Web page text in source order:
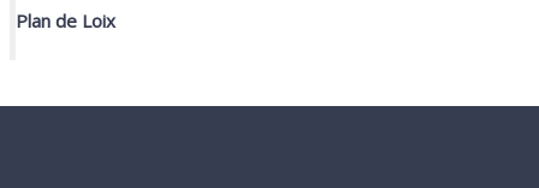
Plan de Loix